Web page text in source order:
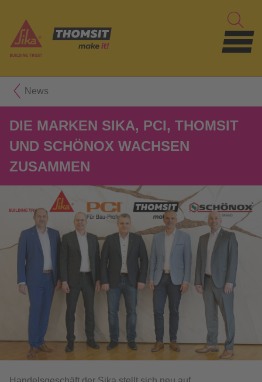
News
DIE MARKEN SIKA, PCI, THOMSIT
UND SCHÖNOX WACHSEN
ZUSAMMEN